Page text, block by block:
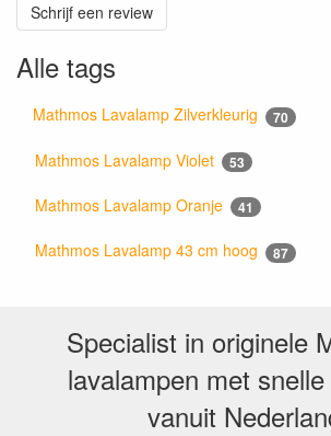
Schrijf een review
Alle tags
Mathmos Lavalamp Zilverkleurig 70
Mathmos Lavalamp Violet 53
Mathmos Lavalamp Oranje 41
Mathmos Lavalamp 43 cm hoog 87
Specialist in originele
lavalampen met
vanuit